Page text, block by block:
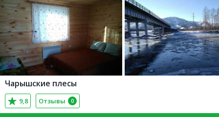
Чарышские плесы
9,8 Отзывы 0